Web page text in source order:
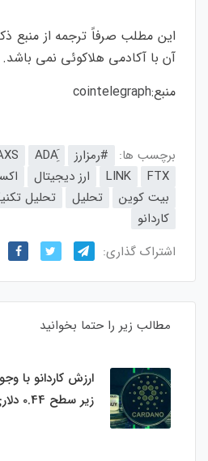
این مطلب صرفاً ترجمه از منبع
آن با آکادمی هلاکوئی نمی باشد.
منبع:cointelegraph
برچسب ها: #رمزارز
FTX
LINK ارز دیجیتال
بیت کوین
تحلیل تحلیل
کاردانو
اشتراک گذاری:
مطالب زیر را حتما بخوانید
ارزش کاردانو با
زیر سطح 0.44 دلاری کاهش یافت